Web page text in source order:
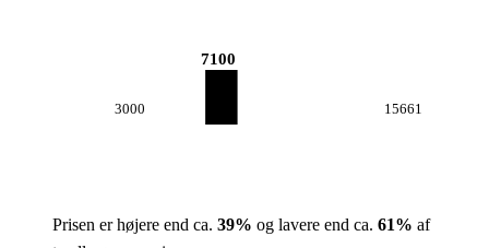
3000
7100
15661
Prisen er højere end ca. 39% og lavere end ca. 61% af